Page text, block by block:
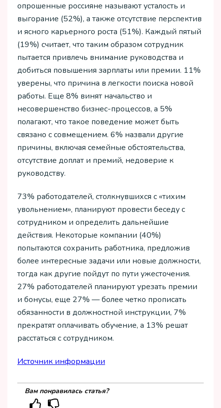
опрошенные россияне называют усталость и
выгорание (52%), а также отсутствие перспектив
и ясного карьерного роста (51%). Каждый пятый
(19%) считает, что таким образом сотрудник
пытается привлечь внимание руководства и
добиться повышения зарплаты или премии. 11%
уверены, что причина в легкости поиска новой
работы. Еще 8% винят начальство и
несовершенство бизнес-процессов, а 5%
полагают, что такое поведение может быть
связано с совмещением. 6% назвали другие
причины, включая семейные обстоятельства,
отсутствие доплат и премий, недоверие к
руководству.
73% работодателей, столкнувшихся с «тихим
увольнением», планируют провести беседу с
сотрудником и определить дальнейшие
действия. Некоторые компании (40%)
попытаются сохранить работника, предложив
более интересные задачи или новые должности,
тогда как другие пойдут по пути ужесточения.
27% работодателей планируют урезать премии
и бонусы, еще 27% — более четко прописать
обязанности в должностной инструкции, 7%
прекратят оплачивать обучение, а 13% решат
расстаться с сотрудником.
Источник информации
Вам понравилась статья?